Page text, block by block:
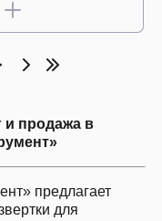
и продажа в
предлагает
для